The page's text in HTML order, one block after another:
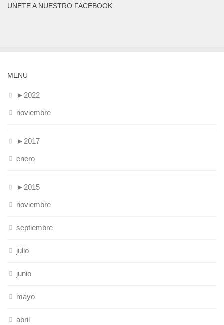
UNETE A NUESTRO FACEBOOK
MENU
► 2022
noviembre
► 2017
enero
► 2015
noviembre
septiembre
julio
junio
mayo
abril